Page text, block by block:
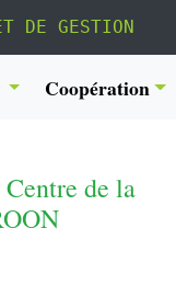
DE GESTION
Coopération
de la